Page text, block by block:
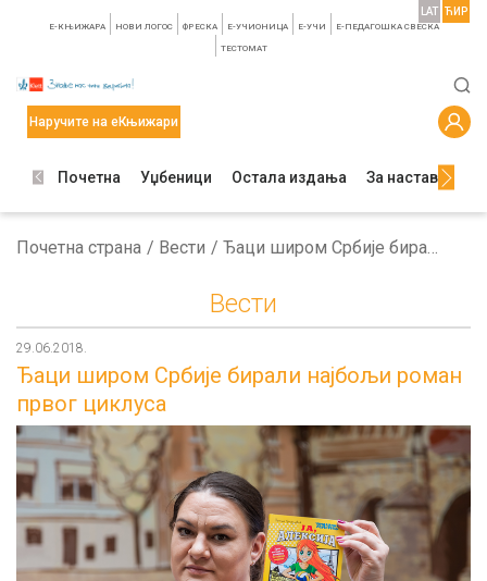
E-КЊИЖАРА НОВИ ЛОГОС ФРЕСКА E-УЧИОНИЦА E-УЧИ Е-ПЕДАГОШКА СВЕСКА
TЕСТОМАТ
LAT ЋИР
Наручите на еКњижари
Почетна Уџбеници Остала издања За наставнике
Почетна страна Вести Ђаци широм Србије бирали најбољи роман првог циклуса
Вести
29.06.2018.
Ђаци широм Србије бирали најбољи роман
првог циклуса